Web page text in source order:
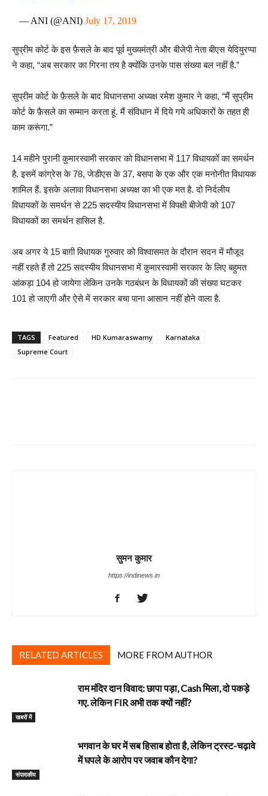
— ANI (@ANI)July 17, 2019
सुप्रीम कोर्ट के इस फ़ैसले के बाद पूर्व मुख्यमंत्री और बीजेपी नेता बीएस येदियुरप्पा
ने कहा, “अब सरकार का गिरना तय है क्योंकि उनके पास संख्या बल नहीं है.”
सुप्रीम कोर्ट के फ़ैसले के बाद विधानसभा अध्यक्ष रमेश कुमार ने कहा, “मैं सुप्रीम
कोर्ट के फ़ैसले का सम्मान करता हूं. मैं संविधान में दिये गये अधिकारों के तहत ही
काम करूंगा.”
14 महीने पुरानी कुमारस्वामी सरकार को विधानसभा में 117 विधायकों का समर्थन
है. इसमें कांग्रेस के 78, जेडीएस के 37, बसपा के एक और एक मनोनीत विधायक
शामिल हैं. इसके अलावा विधानसभा अध्यक्ष का भी एक मत है. दो निर्दलीय
विधायकों के समर्थन से 225 सदस्यीय विधानसभा में विपक्षी बीजेपी को 107
विधायकों का समर्थन हासिल है.
अब अगर ये 15 बाग़ी विधायक गुरुवार को विश्वासमत के दौरान सदन में मौजूद
नहीं रहते हैं तो 225 सदस्यीय विधानसभा में कुमारस्वामी सरकार के लिए बहुमत
आंकड़ा 104 हो जायेगा लेकिन उनके गठबंधन के विधायकों की संख्या घटकर
101 हो जाएगी और ऐसे में सरकार बचा पाना आसान नहीं होने वाला है.
TAGS Featured HD Kumaraswamy
Karnataka
Supreme Court
सुमन कुमार
https://indinews.in
RELATED ARTICLES MORE FROM AUTHOR
खबरों में
राम मंदिर दान विवाद: छापा पड़ा, Cash मिला, दो पकड़े
गए. लेकिन FIR अभी तक क्यों नहीं?
‎संपादकीय
भगवान के घर में सब हिसाब होता है, लेकिन ट्रस्ट-चढ़ावे
में घपले के आरोप पर जवाब कौन देगा?